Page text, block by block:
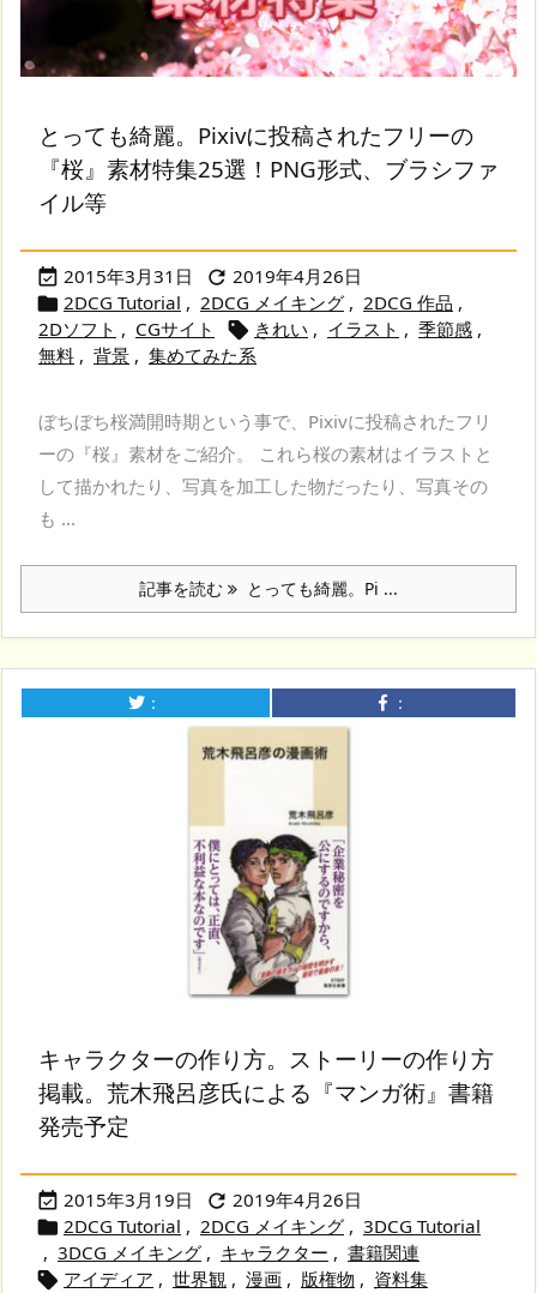
とっても綺麗。Pixivに投稿されたフリーの
『桜』素材特集25選！PNG形式、ブラシファ
イル等
 2015年3月31日  2019年4月26日
 2DCG Tutorial , 2DCG メイキング , 2DCG 作品 ,
2Dソフト , CGサイト  きれい , イラスト , 季節感 ,
無料 , 背景 , 集めてみた系
ぼちぼち桜満開時期という事で、Pixivに投稿されたフリ
ーの『桜』素材をご紹介。 これら桜の素材はイラストと
して描かれたり、写真を加工した物だったり、写真その
も ...
記事を読む とっても綺麗。Pi ...
： ：
キャラクターの作り方。ストーリーの作り方
掲載。荒木飛呂彦氏による『マンガ術』書籍
発売予定
 2015年3月19日  2019年4月26日
 2DCG Tutorial , 2DCG メイキング , 3DCG Tutorial
, 3DCG メイキング , キャラクター , 書籍関連
 アイディア , 世界観 , 漫画 , 版権物 , 資料集